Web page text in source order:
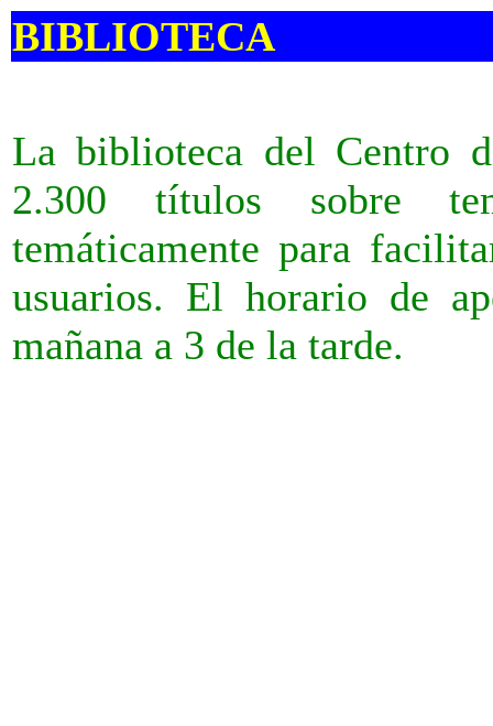
BIBLIOTECA
La biblioteca del Centro
2.300 títulos sobre
temáticamente para
usuarios. El horario de
mañana a 3 de la tarde.